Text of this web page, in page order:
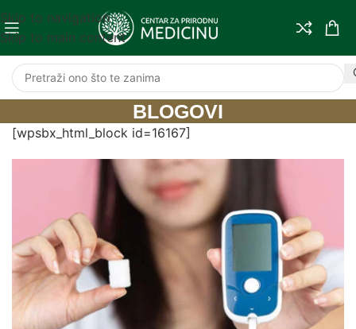
Skip to navigation
Skip to main content
BLOGOVI
[wpsbx_html_block id=16167]